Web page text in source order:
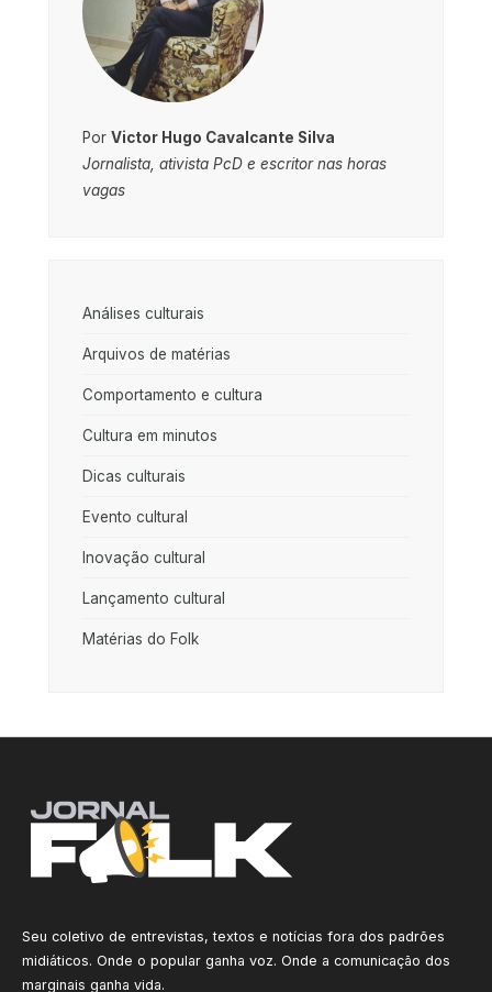
Por Victor Hugo Cavalcante Silva
Jornalista, ativista PcD e escritor nas horas
vagas
Análises culturais
Arquivos de matérias
Comportamento e cultura
Cultura em minutos
Dicas culturais
Evento cultural
Inovação cultural
Lançamento cultural
Matérias do Folk
Seu coletivo de entrevistas, textos e notícias fora dos padrões
midiáticos. Onde o popular ganha voz. Onde a comunicação dos
marginais ganha vida.